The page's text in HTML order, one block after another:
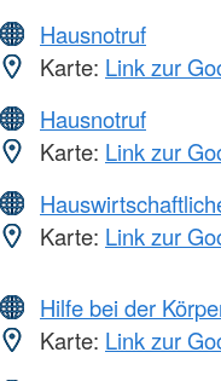
Hausnotruf
Karte: Link zur
Hausnotruf
Karte: Link zur
Karte: Link zur
Hilfe bei der
Karte: Link zur